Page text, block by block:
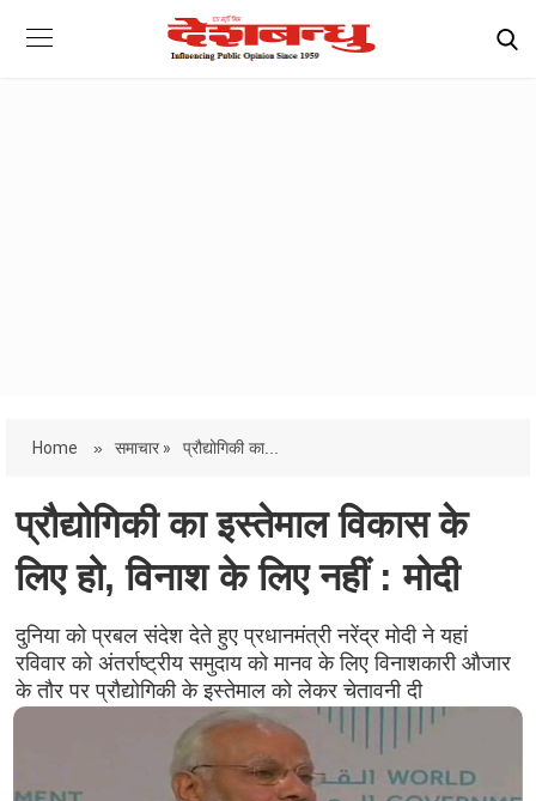
Home » समाचार » प्रौद्योगिकी का...
प्रौद्योगिकी का इस्तेमाल विकास के
लिए हो, विनाश के लिए नहीं : मोदी
दुनिया को प्रबल संदेश देते हुए प्रधानमंत्री नरेंद्र मोदी ने यहां
रविवार को अंतर्राष्ट्रीय समुदाय को मानव के लिए विनाशकारी औजार
के तौर पर प्रौद्योगिकी के इस्तेमाल को लेकर चेतावनी दी